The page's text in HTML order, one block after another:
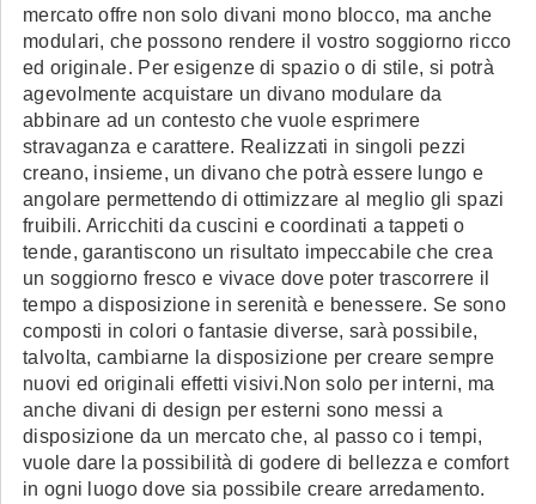
mercato offre non solo divani mono blocco, ma anche
modulari, che possono rendere il vostro soggiorno ricco
ed originale. Per esigenze di spazio o di stile, si potrà
agevolmente acquistare un divano modulare da
abbinare ad un contesto che vuole esprimere
stravaganza e carattere. Realizzati in singoli pezzi
creano, insieme, un divano che potrà essere lungo e
angolare permettendo di ottimizzare al meglio gli spazi
fruibili. Arricchiti da cuscini e coordinati a tappeti o
tende, garantiscono un risultato impeccabile che crea
un soggiorno fresco e vivace dove poter trascorrere il
tempo a disposizione in serenità e benessere. Se sono
composti in colori o fantasie diverse, sarà possibile,
talvolta, cambiarne la disposizione per creare sempre
nuovi ed originali effetti visivi.Non solo per interni, ma
anche divani di design per esterni sono messi a
disposizione da un mercato che, al passo co i tempi,
vuole dare la possibilità di godere di bellezza e comfort
in ogni luogo dove sia possibile creare arredamento.